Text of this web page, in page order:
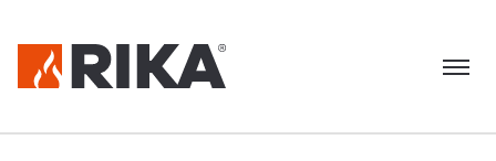
Menu